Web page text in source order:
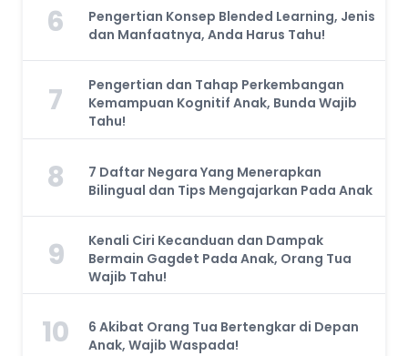
6
Pengertian Konsep Blended Learning, Jenis
dan Manfaatnya, Anda Harus Tahu!
7
Pengertian dan Tahap Perkembangan
Kemampuan Kognitif Anak, Bunda Wajib
Tahu!
8
7 Daftar Negara Yang Menerapkan
Bilingual dan Tips Mengajarkan Pada Anak
9
Kenali Ciri Kecanduan dan Dampak
Bermain Gagdet Pada Anak, Orang Tua
Wajib Tahu!
10
6 Akibat Orang Tua Bertengkar di Depan
Anak, Wajib Waspada!